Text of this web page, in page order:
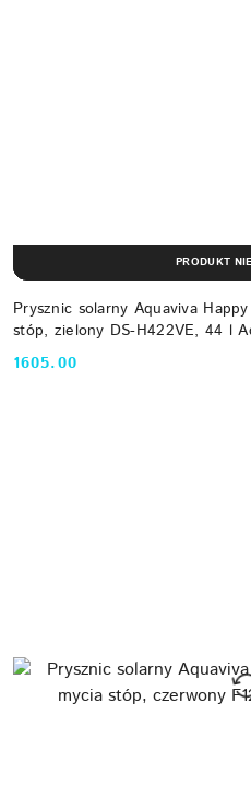
Prysznic solarny Aquaviva
stóp, zielony DS-H422VE, 44 l
Cena:
1605.00
PRODUKT